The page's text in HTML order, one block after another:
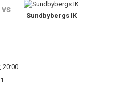
vs
Sundbybergs IK
20:00